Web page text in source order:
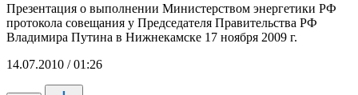
Презентация о выполнении Министерством энергетики РФ
протокола совещания у Председателя Правительства РФ
Владимира Путина в Нижнекамске 17 ноября 2009 г.
14.07.2010 / 01:26